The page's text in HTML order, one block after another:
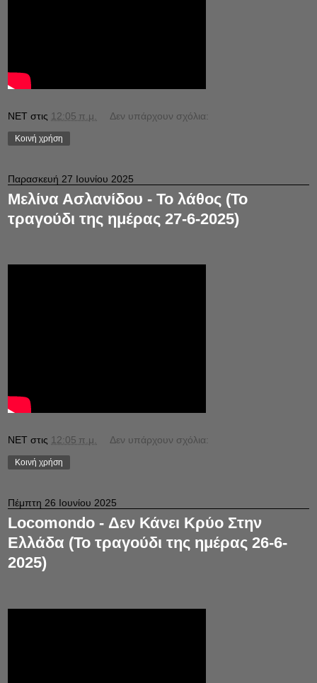
NET στις 12:05 π.μ. Δεν υπάρχουν σχόλια:
Κοινή χρήση
Παρασκευή 27 Ιουνίου 2025
Μελίνα Ασλανίδου - Το λάθος (Το
τραγούδι της ημέρας 27-6-2025)
NET στις 12:05 π.μ. Δεν υπάρχουν σχόλια:
Κοινή χρήση
Πέμπτη 26 Ιουνίου 2025
Locomondo - Δεν Κάνει Κρύο Στην
Ελλάδα (Το τραγούδι της ημέρας 26-6-
2025)